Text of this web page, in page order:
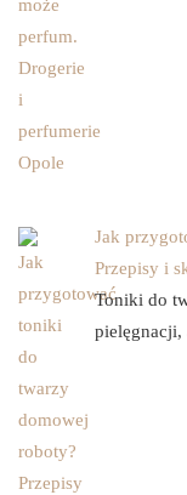
Jak
Przepisy i
Toniki do